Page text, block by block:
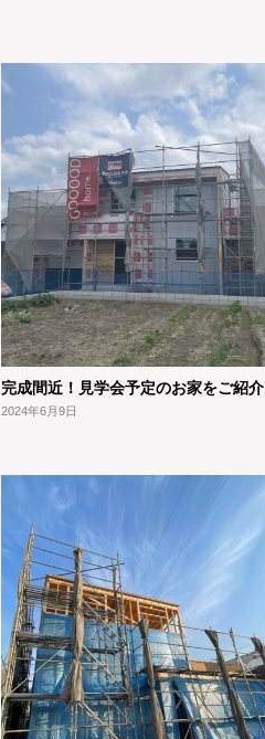
完成間近！見学会予定のお家をご紹介
2024年6月9日